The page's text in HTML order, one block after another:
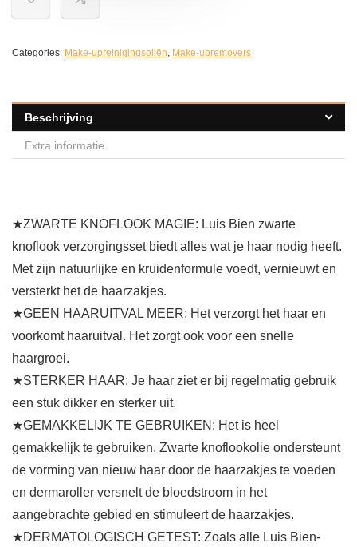
Categories: Make-upreinigingsoliën, Make-upremovers
Beschrijving
Extra informatie
★ZWARTE KNOFLOOK MAGIE: Luis Bien zwarte
knoflook verzorgingsset biedt alles wat je haar nodig heeft.
Met zijn natuurlijke en kruidenformule voedt, vernieuwt en
versterkt het de haarzakjes.
★GEEN HAARUITVAL MEER: Het verzorgt het haar en
voorkomt haaruitval. Het zorgt ook voor een snelle
haargroei.
★STERKER HAAR: Je haar ziet er bij regelmatig gebruik
een stuk dikker en sterker uit.
★GEMAKKELIJK TE GEBRUIKEN: Het is heel
gemakkelijk te gebruiken. Zwarte knoflookolie ondersteunt
de vorming van nieuw haar door de haarzakjes te voeden
en dermaroller versnelt de bloedstroom in het
aangebrachte gebied en stimuleert de haarzakjes.
★DERMATOLOGISCH GETEST: Zoals alle Luis Bien-